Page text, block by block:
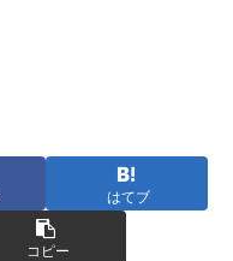
はてブ
コピー